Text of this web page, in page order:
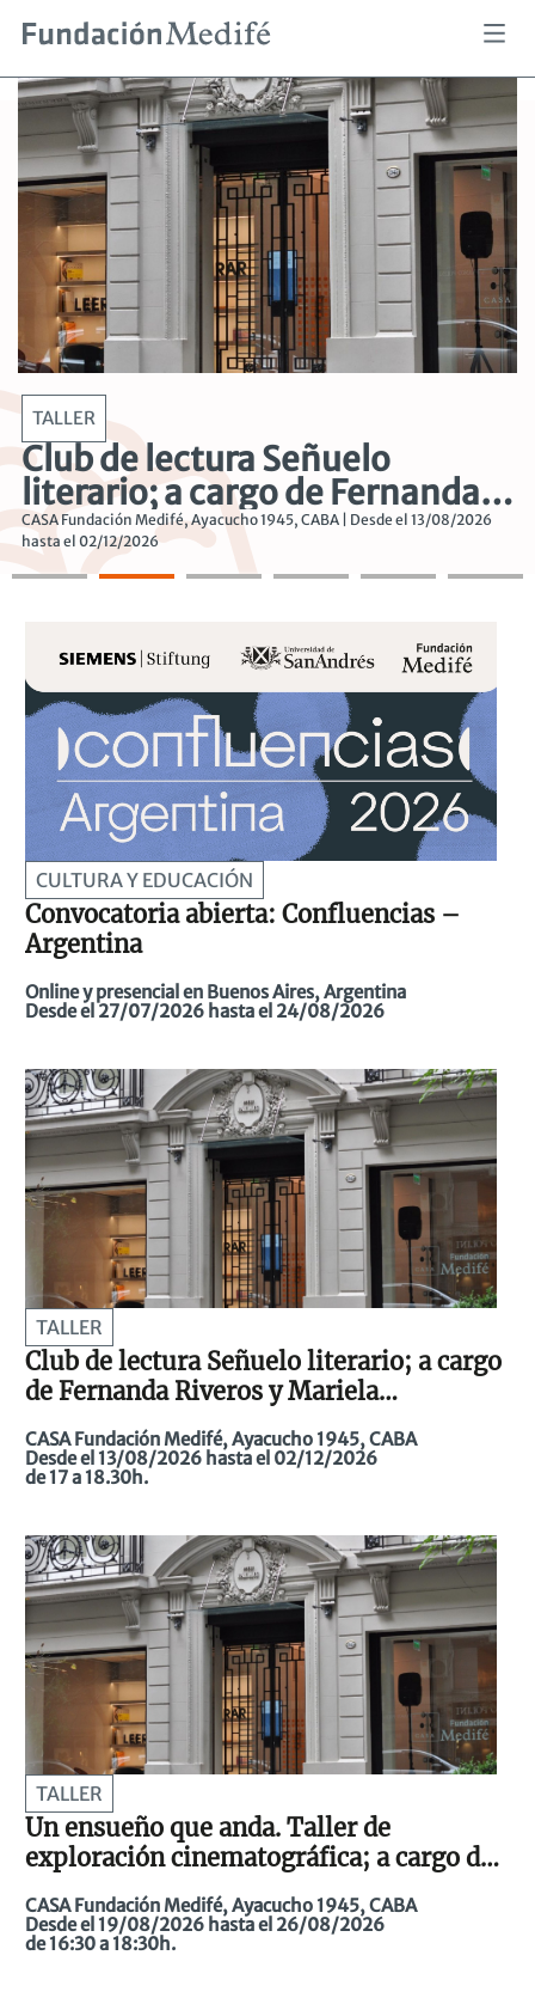
contenido
principal
TALLER
Club de lectura Señuelo
literario; a cargo de Fernanda
Riveros y Mariela Steimborchel
CASA Fundación Medifé, Ayacucho 1945, CABA | Desde el 13/08/2026
hasta el 02/12/2026
CULTURA Y EDUCACIÓN
Convocatoria abierta: Confluencias –
Argentina
Online y presencial en Buenos Aires, Argentina
Desde el 27/07/2026 hasta el 24/08/2026
TALLER
Club de lectura Señuelo literario; a cargo
de Fernanda Riveros y Mariela
Steimborchel
CASA Fundación Medifé, Ayacucho 1945, CABA
Desde el 13/08/2026 hasta el 02/12/2026
de 17 a 18.30h.
TALLER
Un ensueño que anda. Taller de
exploración cinematográfica; a cargo de
Milena Rivas Todaro
CASA Fundación Medifé, Ayacucho 1945, CABA
Desde el 19/08/2026 hasta el 26/08/2026
de 16:30 a 18:30h.